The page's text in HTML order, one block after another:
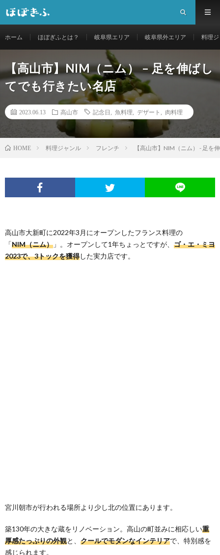
ホーム ほぼぎふとは？ 岐阜県エリア 岐阜県外エリア 料理
【高山市】NIM（ニム） – 足を伸ばし
てでも行きたい名店
2023.06.13 高山市 記念日 魚料理 デザート 肉料理
HOME 料理ジャンル フレンチ 【高山市】NIM（ニム） - 足を
高山市大新町に2022年3月にオープンしたフランス料理の
「NIM（ニム） 」。オープンして1年ちょっとですが、 ゴ・エ・ミヨ
2023で、3トックを獲得した実力店です。
宮川朝市が行われる場所より少し北の位置にあります。
築130年の大きな蔵をリノベーション。高山の町並みに相応しい重
厚感たっぷりの外観と、 クールでモダンなインテリアで、特別感を
感じられます。